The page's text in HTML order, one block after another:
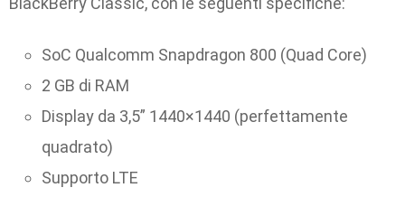
SoC Qualcomm Snapdragon 800 (Quad Core)
2 GB di RAM
Display da 3,5” 1440×1440 (perfettamente
quadrato)
Supporto LTE